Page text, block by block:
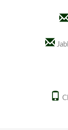
ALAM
BARAT